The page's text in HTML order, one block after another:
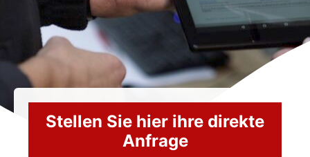
Stellen Sie hier ihre direkte
Anfrage